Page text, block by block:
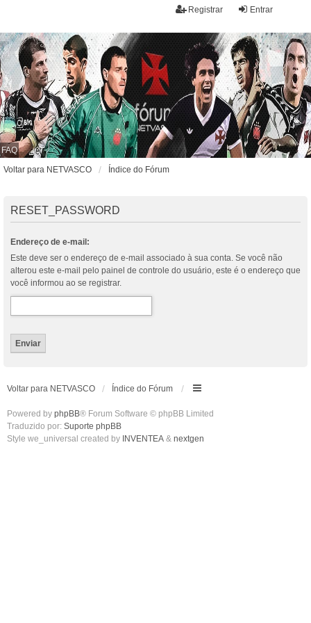
Entrar
Registrar
FAQ
Voltar para NETVASCO
Índice do Fórum
RESET_PASSWORD
Endereço de e-mail:
Este deve ser o endereço de e-mail associado à sua conta. Se você não
alterou este e-mail pelo painel de controle do usuário, este é o endereço que
você informou ao se registrar.
Voltar para NETVASCO Índice do Fórum
Powered by phpBB® Forum Software © phpBB Limited
Traduzido por: Suporte phpBB
Style we_universal created by INVENTEA & nextgen